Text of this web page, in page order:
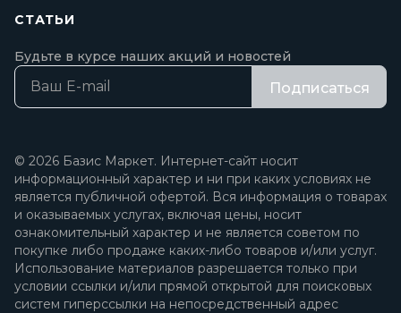
СТАТЬИ
Будьте в курсе наших акций и новостей
Подписаться
© 2026 Базис Маркет. Интернет-сайт носит
информационный характер и ни при каких условиях не
является публичной офертой. Вся информация о товарах
и оказываемых услугах, включая цены, носит
ознакомительный характер и не является советом по
покупке либо продаже каких-либо товаров и/или услуг.
Использование материалов разрешается только при
условии ссылки и/или прямой открытой для поисковых
систем гиперссылки на непосредственный адрес